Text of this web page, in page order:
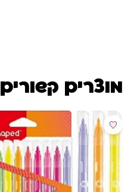
מוצרים קשורים
מבצע